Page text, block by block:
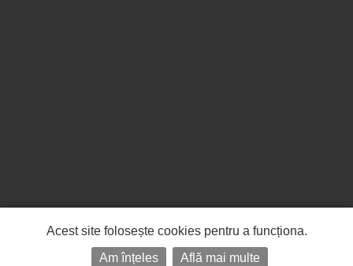
Acest site folosește cookies pentru a funcționa.
Am înțeles
Află mai multe